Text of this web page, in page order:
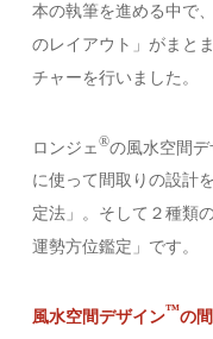
本の執筆を進める中で
のレイアウト」がまと
チャーを行いました。
ロンジェ®︎の風水空間デ
に使って間取りの設計
定法」。そして２種類
運勢方位鑑定」です。
風水空間デザイン™️の